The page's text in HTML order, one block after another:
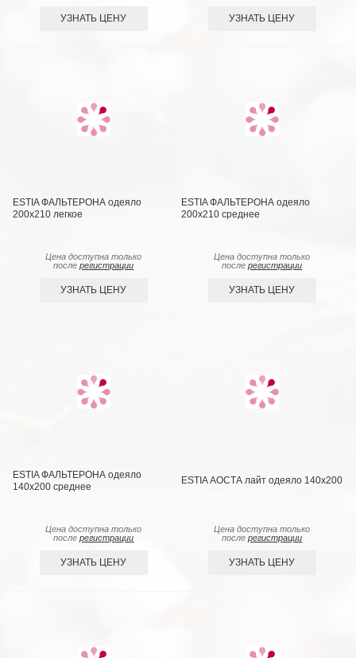
УЗНАТЬ ЦЕНУ УЗНАТЬ ЦЕНУ
ESTIA ФАЛЬТЕРОНА одеяло
200х210 легкое
Цена доступна только
послерегистрации
УЗНАТЬ ЦЕНУ
ESTIA ФАЛЬТЕРОНА одеяло
200х210 среднее
Цена доступна только
послерегистрации
УЗНАТЬ ЦЕНУ
ESTIA ФАЛЬТЕРОНА одеяло
140х200 среднее
Цена доступна только
послерегистрации
УЗНАТЬ ЦЕНУ
ESTIA АОСТА лайт одеяло 140x200
Цена доступна только
послерегистрации
УЗНАТЬ ЦЕНУ